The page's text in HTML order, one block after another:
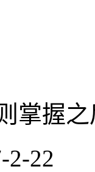
掌握
2-22